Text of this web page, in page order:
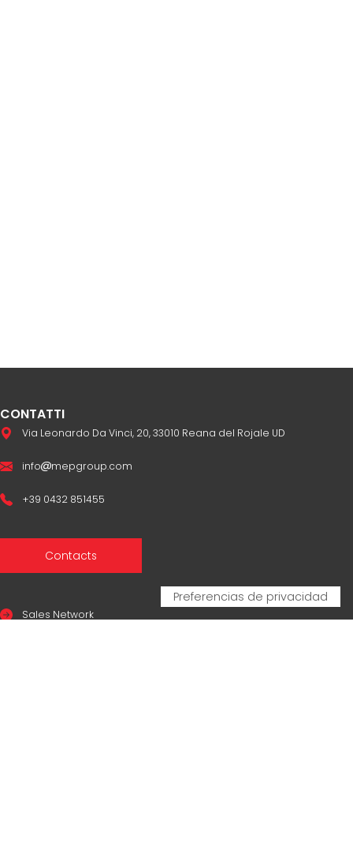
CONTATTI
Via Leonardo Da Vinci, 20, 33010 Reana del Rojale UD
info mepgroup.com
+39 0432 851455
Contacts
Sales Network